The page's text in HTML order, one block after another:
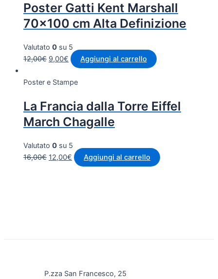
Poster Gatti Kent Marshall
70×100 cm Alta Definizione
Valutato 0 su 5
12,00€ 9,00€ Aggiungi al carrello
Poster e Stampe
La Francia dalla Torre Eiffel
March Chagalle
Valutato 0 su 5
16,00€ 12,00€ Aggiungi al carrello
P.zza San Francesco, 25